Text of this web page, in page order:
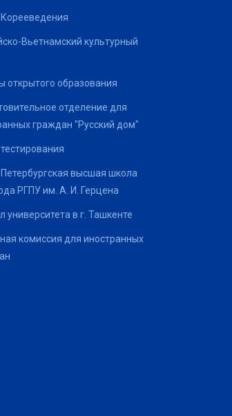
Вьетнамский культурный
открытого образования
отделение для
граждан "Русский дом"
высшая школа
РГПУ им. А. И. Герцена
университета в г. Ташкенте
комиссия для иностранных